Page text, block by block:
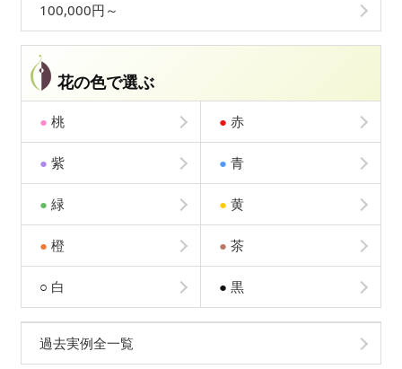
100,000円～
花の色で選ぶ
● 桃 ● 赤
● 紫 ● 青
● 緑 ● 黄
● 橙 ● 茶
○ 白 ● 黒
過去実例全一覧